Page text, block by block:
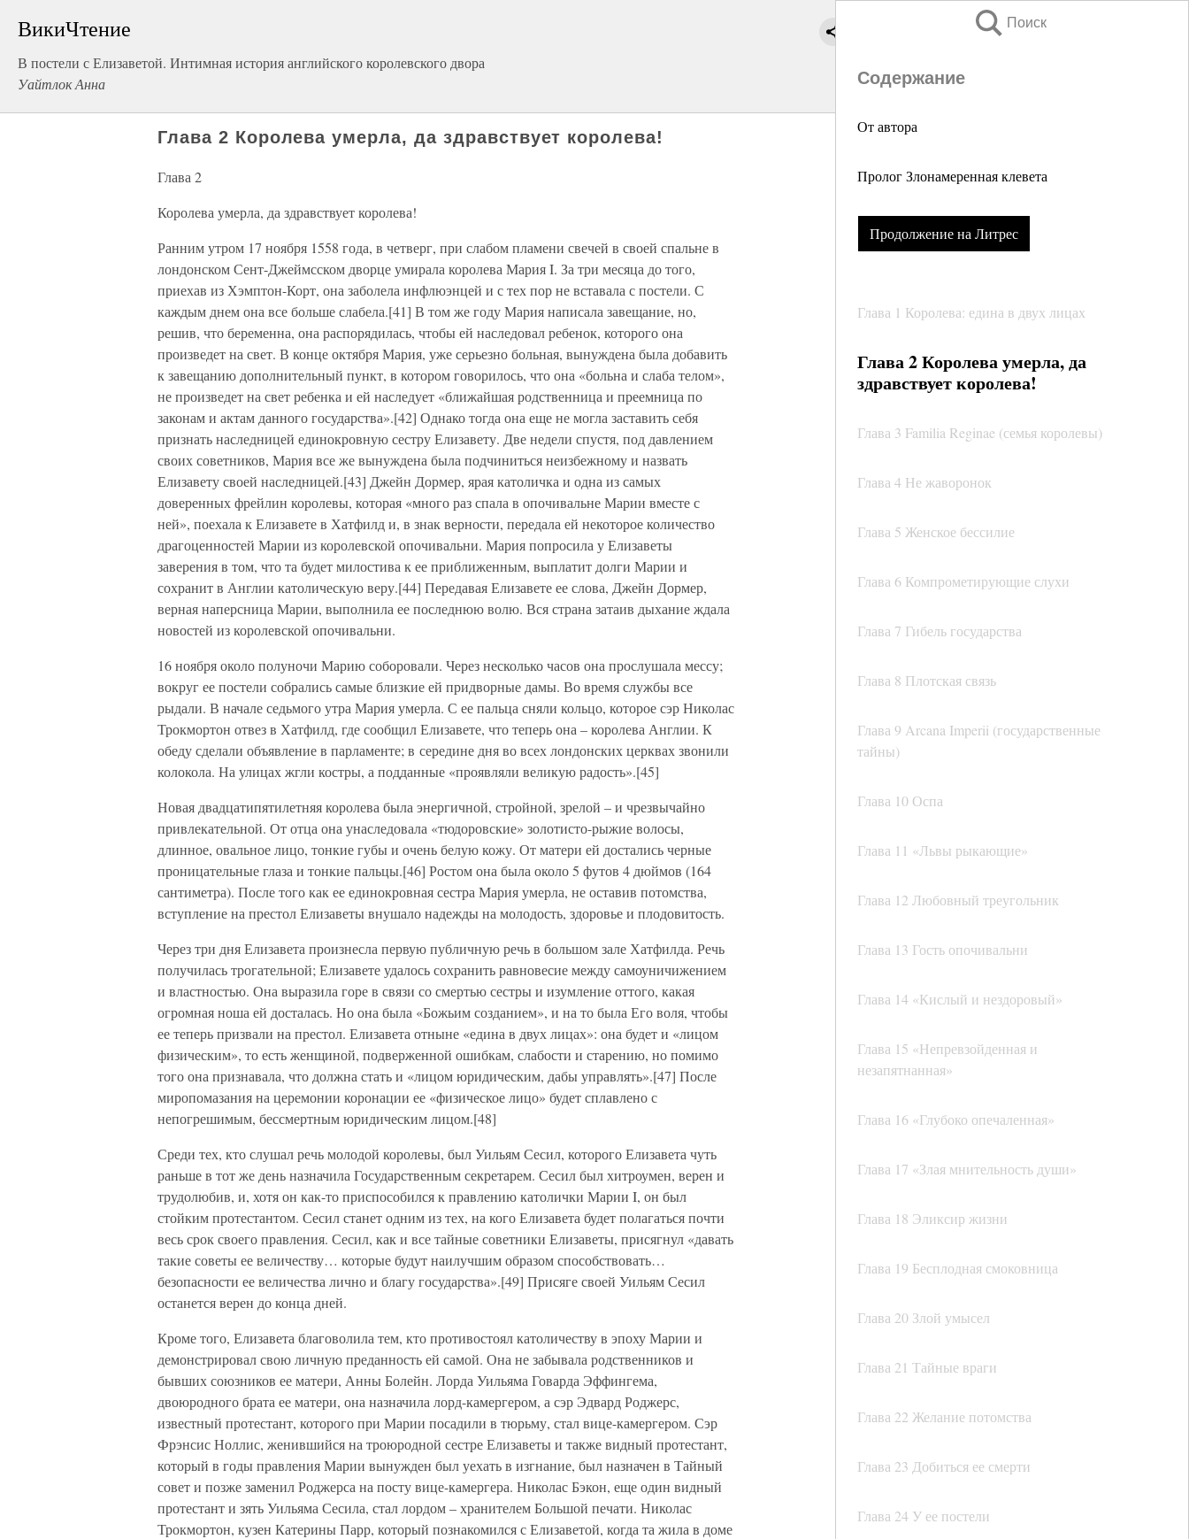
ВикиЧтение
В постели с Елизаветой. Интимная история английского королевского двора
Уайтлок Анна
Поиск
Содержание
От автора
Пролог Злонамеренная клевета
Продолжение на Литрес
Глава 1 Королева: едина в двух лицах
Глава 2 Королева умерла, да
здравствует королева!
Глава 3 Familia Reginae (семья королевы)
Глава 4 Не жаворонок
Глава 5 Женское бессилие
Глава 6 Компрометирующие слухи
Глава 7 Гибель государства
Глава 8 Плотская связь
Глава 9 Arcana Imperii (государственные
тайны)
Глава 10 Оспа
Глава 11 «Львы рыкающие»
Глава 12 Любовный треугольник
Глава 13 Гость опочивальни
Глава 14 «Кислый и нездоровый»
Глава 15 «Непревзойденная и
незапятнанная»
Глава 16 «Глубоко опечаленная»
Глава 17 «Злая мнительность души»
Глава 18 Эликсир жизни
Глава 19 Бесплодная смоковница
Глава 20 Злой умысел
Глава 21 Тайные враги
Глава 22 Желание потомства
Глава 23 Добиться ее смерти
Глава 24 У ее постели
Глава 2 Королева умерла, да здравствует королева!
Глава 2
Королева умерла, да здравствует королева!
Ранним утром 17 ноября 1558 года, в четверг, при слабом пламени свечей в своей спальне в
лондонском Сент-Джеймсском дворце умирала королева Мария I. За три месяца до того,
приехав из Хэмптон-Корт, она заболела инфлюэнцей и с тех пор не вставала с постели. С
каждым днем она все больше слабела.[41] В том же году Мария написала завещание, но,
решив, что беременна, она распорядилась, чтобы ей наследовал ребенок, которого она
произведет на свет. В конце октября Мария, уже серьезно больная, вынуждена была добавить
к завещанию дополнительный пункт, в котором говорилось, что она «больна и слаба телом»,
не произведет на свет ребенка и ей наследует «ближайшая родственница и преемница по
законам и актам данного государства».[42] Однако тогда она еще не могла заставить себя
признать наследницей единокровную сестру Елизавету. Две недели спустя, под давлением
своих советников, Мария все же вынуждена была подчиниться неизбежному и назвать
Елизавету своей наследницей.[43] Джейн Дормер, ярая католичка и одна из самых
доверенных фрейлин королевы, которая «много раз спала в опочивальне Марии вместе с
ней», поехала к Елизавете в Хатфилд и, в знак верности, передала ей некоторое количество
драгоценностей Марии из королевской опочивальни. Мария попросила у Елизаветы
заверения в том, что та будет милостива к ее приближенным, выплатит долги Марии и
сохранит в Англии католическую веру.[44] Передавая Елизавете ее слова, Джейн Дормер,
верная наперсница Марии, выполнила ее последнюю волю. Вся страна затаив дыхание ждала
новостей из королевской опочивальни.
16 ноября около полуночи Марию соборовали. Через несколько часов она прослушала мессу;
вокруг ее постели собрались самые близкие ей придворные дамы. Во время службы все
рыдали. В начале седьмого утра Мария умерла. С ее пальца сняли кольцо, которое сэр Николас
Трокмортон отвез в Хатфилд, где сообщил Елизавете, что теперь она – королева Англии. К
обеду сделали объявление в парламенте; в середине дня во всех лондонских церквах звонили
колокола. На улицах жгли костры, а подданные «проявляли великую радость».[45]
Новая двадцатипятилетняя королева была энергичной, стройной, зрелой – и чрезвычайно
привлекательной. От отца она унаследовала «тюдоровские» золотисто-рыжие волосы,
длинное, овальное лицо, тонкие губы и очень белую кожу. От матери ей достались черные
проницательные глаза и тонкие пальцы.[46] Ростом она была около 5 футов 4 дюймов (164
сантиметра). После того как ее единокровная сестра Мария умерла, не оставив потомства,
вступление на престол Елизаветы внушало надежды на молодость, здоровье и плодовитость.
Через три дня Елизавета произнесла первую публичную речь в большом зале Хатфилда. Речь
получилась трогательной; Елизавете удалось сохранить равновесие между самоуничижением
и властностью. Она выразила горе в связи со смертью сестры и изумление оттого, какая
огромная ноша ей досталась. Но она была «Божьим созданием», и на то была Его воля, чтобы
ее теперь призвали на престол. Елизавета отныне «едина в двух лицах»: она будет и «лицом
физическим», то есть женщиной, подверженной ошибкам, слабости и старению, но помимо
того она признавала, что должна стать и «лицом юридическим, дабы управлять».[47] После
миропомазания на церемонии коронации ее «физическое лицо» будет сплавлено с
непогрешимым, бессмертным юридическим лицом.[48]
Среди тех, кто слушал речь молодой королевы, был Уильям Сесил, которого Елизавета чуть
раньше в тот же день назначила Государственным секретарем. Сесил был хитроумен, верен и
трудолюбив, и, хотя он как-то приспособился к правлению католички Марии I, он был
стойким протестантом. Сесил станет одним из тех, на кого Елизавета будет полагаться почти
весь срок своего правления. Сесил, как и все тайные советники Елизаветы, присягнул «давать
такие советы ее величеству… которые будут наилучшим образом способствовать…
безопасности ее величества лично и благу государства».[49] Присяге своей Уильям Сесил
останется верен до конца дней.
Кроме того, Елизавета благоволила тем, кто противостоял католичеству в эпоху Марии и
демонстрировал свою личную преданность ей самой. Она не забывала родственников и
бывших союзников ее матери, Анны Болейн. Лорда Уильяма Говарда Эффингема,
двоюродного брата ее матери, она назначила лорд-камергером, а сэр Эдвард Роджерс,
известный протестант, которого при Марии посадили в тюрьму, стал вице-камергером. Сэр
Фрэнсис Ноллис, женившийся на троюродной сестре Елизаветы и также видный протестант,
который в годы правления Марии вынужден был уехать в изгнание, был назначен в Тайный
совет и позже заменил Роджерса на посту вице-камергера. Николас Бэкон, еще один видный
протестант и зять Уильяма Сесила, стал лордом – хранителем Большой печати. Николас
Трокмортон, кузен Катерины Парр, который познакомился с Елизаветой, когда та жила в доме